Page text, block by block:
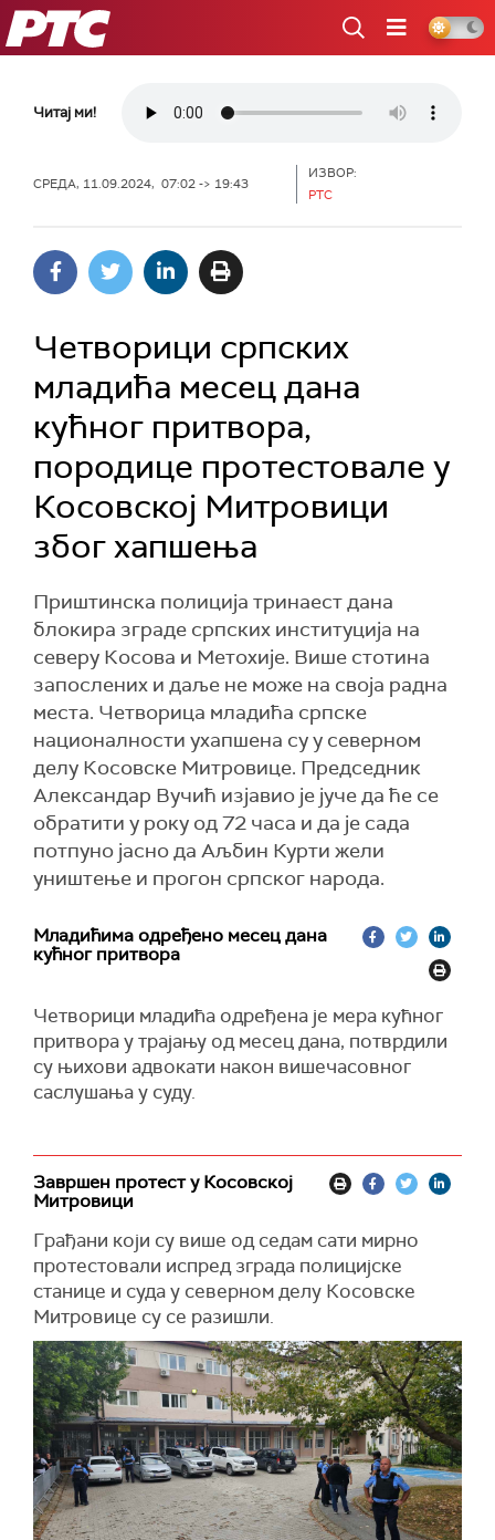
РТС
Читај ми!
СРЕДА, 11.09.2024, 07:02 -> 19:43
ИЗВОР:
РТС
Четворици српских
младића месец дана
кућног притвора,
породице протестовале у
Косовској Митровици
због хапшења
Приштинска полиција тринаест дана
блокира зграде српских институција на
северу Косова и Метохије. Више стотина
запослених и даље не може на своја радна
места. Четворица младића српске
националности ухапшена су у северном
делу Косовске Митровице. Председник
Александар Вучић изјавио је јуче да ће се
обратити у року од 72 часа и да је сада
потпуно јасно да Аљбин Курти жели
уништење и прогон српског народа.
Младићима одређено месец дана
кућног притвора
Четворици младића одређена је мера кућног
притвора у трајању од месец дана, потврдили
су њихови адвокати након вишечасовног
саслушања у суду.
Завршен протест у Косовској
Митровици
Грађани који су више од седам сати мирно
протестовали испред зграда полицијске
станице и суда у северном делу Косовске
Митровице су се разишли.